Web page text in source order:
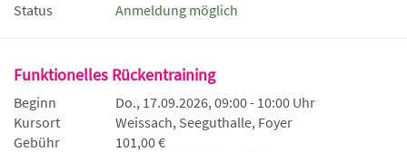
Status
Anmeldung möglich
Funktionelles Rückentraining
Beginn
Do., 17.09.2026, 09:00 - 10:00 Uhr
Kursort
Weissach, Seeguthalle, Foyer
Gebühr
101,00 €